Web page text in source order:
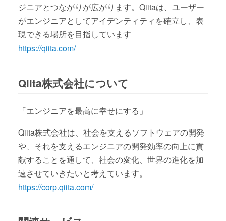
ジニアとつながりが広がります。Qiitaは、ユーザー
がエンジニアとしてアイデンティティを確立し、表
現できる場所を目指しています
https://qiita.com/
Qiita株式会社について
「エンジニアを最高に幸せにする」
Qiita株式会社は、社会を支えるソフトウェアの開発
や、それを支えるエンジニアの開発効率の向上に貢
献することを通して、社会の変化、世界の進化を加
速させていきたいと考えています。
https://corp.qiita.com/